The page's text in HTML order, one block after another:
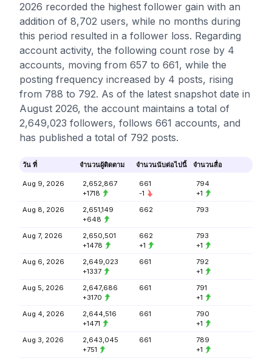
2026 recorded the highest follower gain with an
addition of 8,702 users, while no months during
this period resulted in a follower loss. Regarding
account activity, the following count rose by 4
accounts, moving from 657 to 661, while the
posting frequency increased by 4 posts, rising
from 788 to 792. As of the latest snapshot date in
August 2026, the account maintains a total of
2,649,023 followers, follows 661 accounts, and
has published a total of 792 posts.
วัน ที่ จำนวนผู้ติดตาม จำนวนนับต่อไปนี้ จำนวนสื่อ
Aug 9, 2026
2,652,867
+1718
661
-1
794
+1
Aug 8, 2026
2,651,149
+648
662 793
Aug 7, 2026
2,650,501
+1478
662
+1
793
+1
Aug 6, 2026
2,649,023
+1337
661
792
+1
Aug 5, 2026
2,647,686
+3170
661
791
+1
Aug 4, 2026
2,644,516
+1471
661
790
+1
Aug 3, 2026
2,643,045
+751
661
789
+1